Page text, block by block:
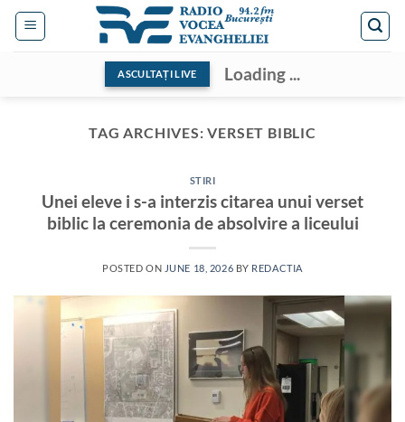
Skip
ASCULTAȚI LIVE Loading ...
TAG ARCHIVES:VERSET BIBLIC
STIRI
Unei eleve i s-a interzis citarea unui verset
biblic la ceremonia de absolvire a liceului
POSTED ON JUNE 18, 2026 BY REDACTIA